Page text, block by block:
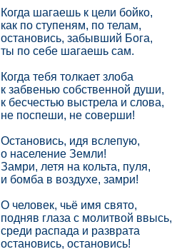
Когда шагаешь к цели бойко,
как по ступеням, по телам,
остановись, забывший Бога,
ты по себе шагаешь сам.
Когда тебя толкает злоба
к забвенью собственной души,
к бесчестью выстрела и слова,
не поспеши, не соверши!
Остановись, идя вслепую,
о население Земли!
Замри, летя на кольта, пуля,
и бомба в воздухе, замри!
О человек, чьё имя свято,
подняв глаза с молитвой ввысь,
среди распада и разврата
остановись, остановись!